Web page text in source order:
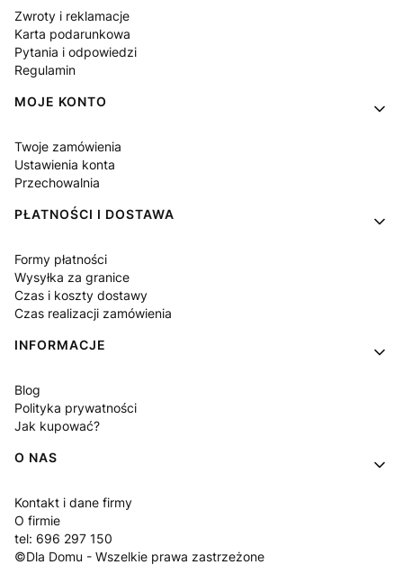
Zwroty i reklamacje
Karta podarunkowa
Pytania i odpowiedzi
Regulamin
MOJE KONTO
Twoje zamówienia
Ustawienia konta
Przechowalnia
PŁATNOŚCI I DOSTAWA
Formy płatności
Wysyłka za granice
Czas i koszty dostawy
Czas realizacji zamówienia
INFORMACJE
Blog
Polityka prywatności
Jak kupować?
O NAS
Kontakt i dane firmy
O firmie
tel: 696 297 150
©Dla Domu - Wszelkie prawa zastrzeżone